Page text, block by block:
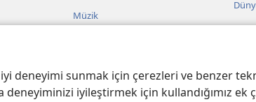
deneyimi sunmak için çerezleri ve benzer
deneyiminizi iyileştirmek için kullandığımız
Müzik
Okumalar